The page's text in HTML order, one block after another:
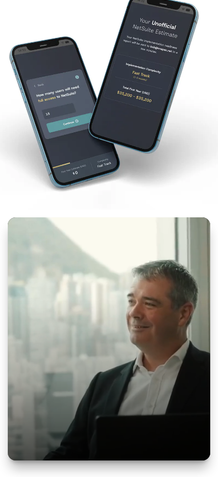
看看香港及亞太區的公司如何透過 NetSuite 實現營
運現代化、整合分散系統並擴展業務，由現以 PS
Global Consulting 名義營運的團隊提供支援。